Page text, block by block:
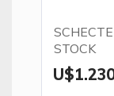
STOCK